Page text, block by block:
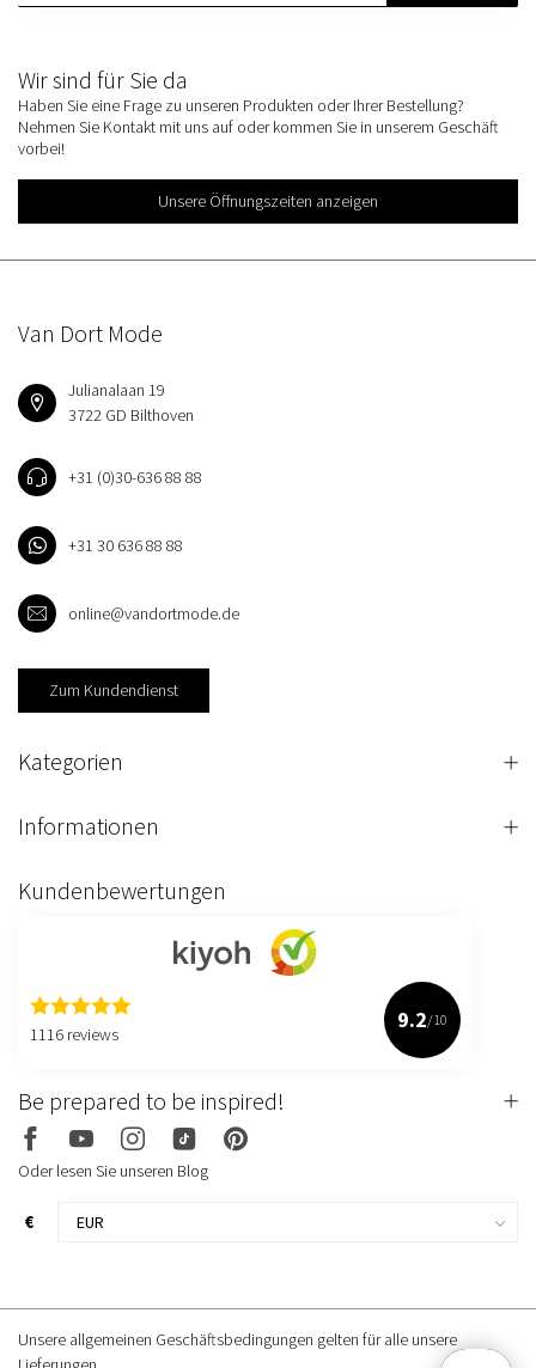
Wir sind für Sie da
Haben Sie eine Frage zu unseren Produkten oder Ihrer Bestellung?
Nehmen Sie Kontakt mit uns auf oder kommen Sie in unserem Geschäft
vorbei!
Unsere Öffnungszeiten anzeigen
Van Dort Mode
Julianalaan 19
3722 GD Bilthoven
+31 (0)30-636 88 88
+31 30 636 88 88
online@vandortmode.de
Zum Kundendienst
Kategorien
Informationen
Kundenbewertungen
1116 reviews
9.2/10
Be prepared to be inspired!
Oder lesen Sie unseren Blog
€
Unsere allgemeinen Geschäftsbedingungen gelten für alle unsere